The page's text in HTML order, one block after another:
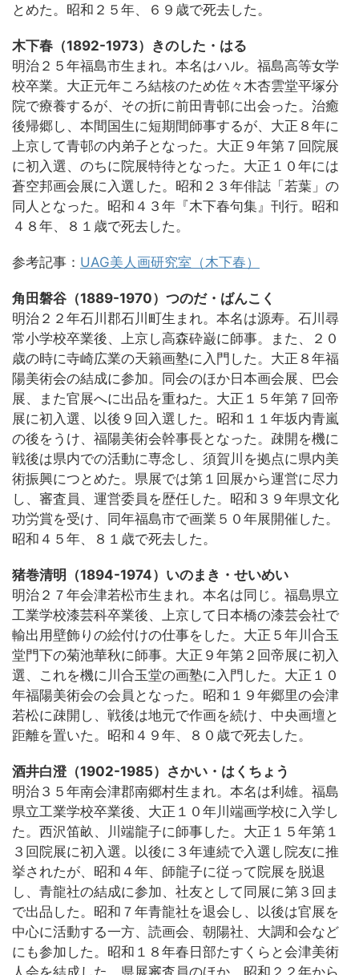
とめた。昭和２５年、６９歳で死去した。
木下春（1892-1973）きのした・はる
明治２５年福島市生まれ。本名はハル。福島高等女学
校卒業。大正元年ころ結核のため佐々木杏雲堂平塚分
院で療養するが、その折に前田青邨に出会った。治癒
後帰郷し、本間国生に短期間師事するが、大正８年に
上京して青邨の内弟子となった。大正９年第７回院展
に初入選、のちに院展特待となった。大正１０年には
蒼空邦画会展に入選した。昭和２３年俳誌「若葉」の
同人となった。昭和４３年『木下春句集』刊行。昭和
４８年、８１歳で死去した。
参考記事： UAG美人画研究室（木下春）
角田磐谷（1889-1970）つのだ・ばんこく
明治２２年石川郡石川町生まれ。本名は源寿。石川尋
常小学校卒業後、上京し高森砕巌に師事。また、２０
歳の時に寺崎広業の天籟画塾に入門した。大正８年福
陽美術会の結成に参加。同会のほか日本画会展、巴会
展、また官展へに出品を重ねた。大正１５年第７回帝
展に初入選、以後９回入選した。昭和１１年坂内青嵐
の後をうけ、福陽美術会幹事長となった。疎開を機に
戦後は県内での活動に専念し、須賀川を拠点に県内美
術振興につとめた。県展では第１回展から運営に尽力
し、審査員、運営委員を歴任した。昭和３９年県文化
功労賞を受け、同年福島市で画業５０年展開催した。
昭和４５年、８１歳で死去した。
猪巻清明（1894-1974）いのまき・せいめい
明治２７年会津若松市生まれ。本名は同じ。福島県立
工業学校漆芸科卒業後、上京して日本橋の漆芸会社で
輸出用壁飾りの絵付けの仕事をした。大正５年川合玉
堂門下の菊池華秋に師事。大正９年第２回帝展に初入
選、これを機に川合玉堂の画塾に入門した。大正１０
年福陽美術会の会員となった。昭和１９年郷里の会津
若松に疎開し、戦後は地元で作画を続け、中央画壇と
距離を置いた。昭和４９年、８０歳で死去した。
酒井白澄（1902-1985）さかい・はくちょう
明治３５年南会津郡南郷村生まれ。本名は利雄。福島
県立工業学校卒業後、大正１０年川端画学校に入学し
た。西沢笛畝、川端龍子に師事した。大正１５年第１
３回院展に初入選。以後に３年連続で入選し院友に推
挙されたが、昭和４年、師龍子に従って院展を脱退
し、青龍社の結成に参加、社友として同展に第３回ま
で出品した。昭和７年青龍社を退会し、以後は官展を
中心に活動する一方、読画会、朝陽社、大調和会など
にも参加した。昭和１８年春日部たすくらと会津美術
人会を結成した。県展審査員のほか、昭和２２年から